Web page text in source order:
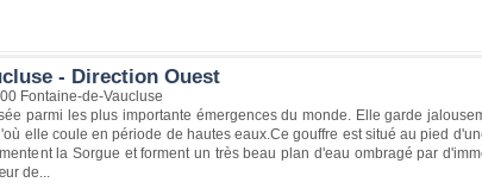
- Direction Ouest
Fontaine-de-Vaucluse
parmi les plus importante émergences du monde. Elle garde
elle coule en période de hautes eaux.Ce gouffre est situé au pied
la Sorgue et forment un très beau plan d'eau ombragé par
de...